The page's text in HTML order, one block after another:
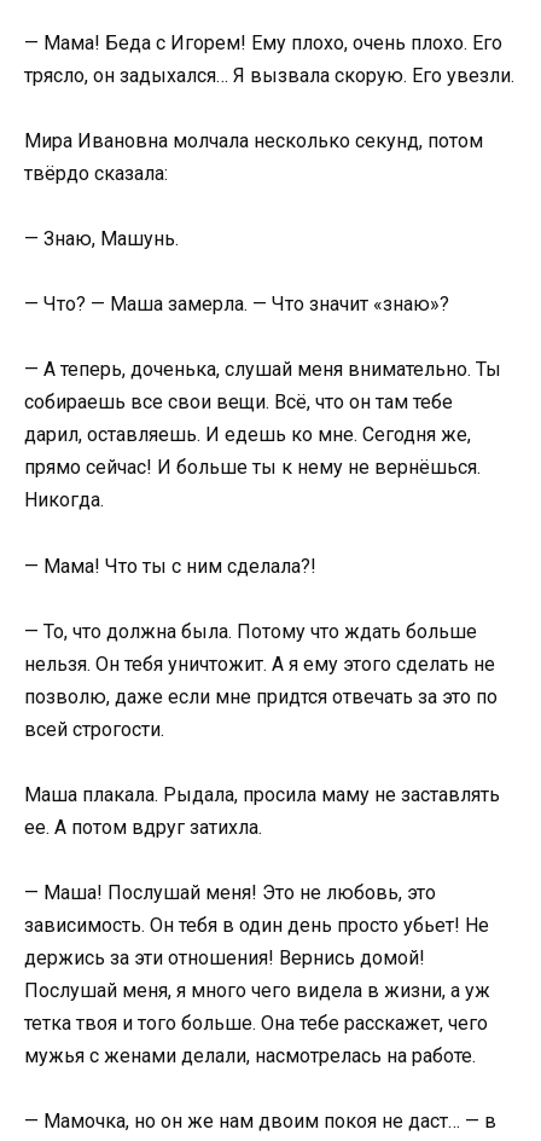
— Мама! Беда с Игорем! Ему плохо, очень плохо. Его
трясло, он задыхался… Я вызвала скорую. Его увезли.
Мира Ивановна молчала несколько секунд, потом
твёрдо сказала:
— Знаю, Машунь.
— Что? — Маша замерла. — Что значит «знаю»?
— А теперь, доченька, слушай меня внимательно. Ты
собираешь все свои вещи. Всё, что он там тебе
дарил, оставляешь. И едешь ко мне. Сегодня же,
прямо сейчас! И больше ты к нему не вернёшься.
Никогда.
— Мама! Что ты с ним сделала?!
— То, что должна была. Потому что ждать больше
нельзя. Он тебя уничтожит. А я ему этого сделать не
позволю, даже если мне придтся отвечать за это по
всей строгости.
Маша плакала. Рыдала, просила маму не заставлять
ее. А потом вдруг затихла.
— Маша! Послушай меня! Это не любовь, это
зависимость. Он тебя в один день просто убьет! Не
держись за эти отношения! Вернись домой!
Послушай меня, я много чего видела в жизни, а уж
тетка твоя и того больше. Она тебе расскажет, чего
мужья с женами делали, насмотрелась на работе.
— Мамочка, но он же нам двоим покоя не даст… — в